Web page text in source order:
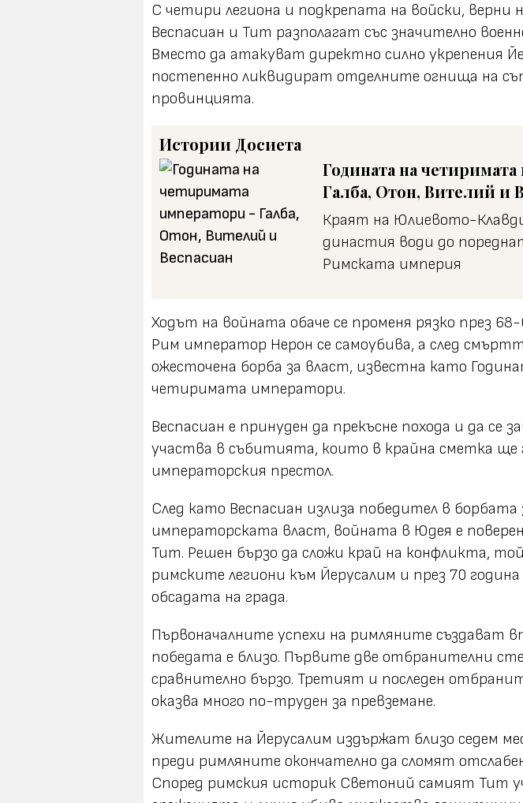
С четири легиона и подкрепата на войски, верни
Веспасиан и Тит разполагат със значително
Вместо да атакуват директно силно укрепения
постепенно ликвидират отделните огнища на
провинцията.
Истории Досиета
Годината на
Галба, Отон, Вителий и
Краят на Юлиевото-
династия води до
Римската империя
Ходът на войната обаче се променя рязко през 68-
Рим император Нерон се самоубива, а след
ожесточена борба за власт, известна като
четиримата императори.
Веспасиан е принуден да прекъсне похода и да се
участва в събитията, които в крайна сметка ще
императорския престол.
След като Веспасиан излиза победител в борбата
императорската власт, войната в Юдея е
Тит. Решен бързо да сложи край на конфликта,
римските легиони към Йерусалим и през 70 година
обсадата на града.
Първоначалните успехи на римляните създават
победата е близо. Първите две отбранителни
сравнително бързо. Третият и последен
оказва много по-труден за превземане.
Жителите на Йерусалим издържат близо седем
преди римляните окончателно да сломят
Според римския историк Светоний самият Тит